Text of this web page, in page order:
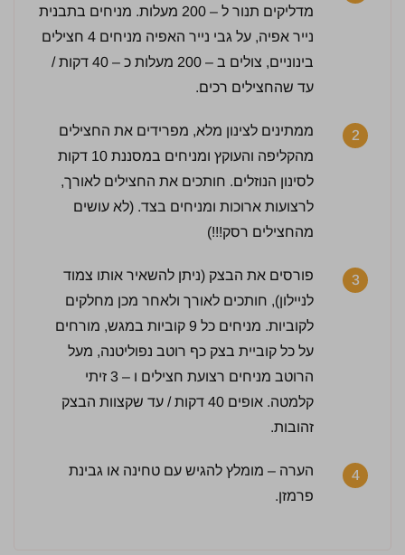
מדליקים תנור ל – 200 מעלות. מניחים בתבנית
נייר אפיה, על גבי נייר האפיה מניחים 4 חצילים
בינוניים, צולים ב – 200 מעלות כ – 40 דקות /
עד שהחצילים רכים.
2
ממתינים לצינון מלא, מפרידים את החצילים
מהקליפה והעוקץ ומניחים במסננת 10 דקות
לסינון הנוזלים. חותכים את החצילים לאורך,
לרצועות ארוכות ומניחים בצד. (לא עושים
מהחצילים רסק!!!)
3
פורסים את הבצק (ניתן להשאיר אותו צמוד
לניילון), חותכים לאורך ולאחר מכן מחלקים
לקוביות. מניחים כל 9 קוביות במגש, מורחים
על כל קוביית בצק כף רוטב נפוליטנה, מעל
הרוטב מניחים רצועת חצילים ו – 3 זיתי
קלמטה. אופים 40 דקות / עד שקצוות הבצק
זהובות.
4
הערה – מומלץ להגיש עם טחינה או גבינת
פרמזן.
1 / 5 | 1 מדרגים
לחץ כדי לדרג: